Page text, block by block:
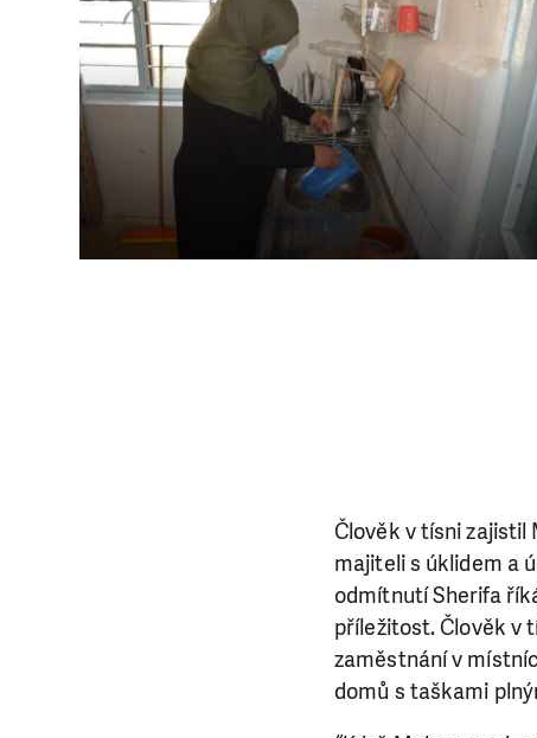
Člověk v tísni
majiteli s úklidem a
odmítnutí Sherifa
příležitost. Člověk v
zaměstnání v
domů s taškami
LÍBÍ
Abychom
rozhodnete